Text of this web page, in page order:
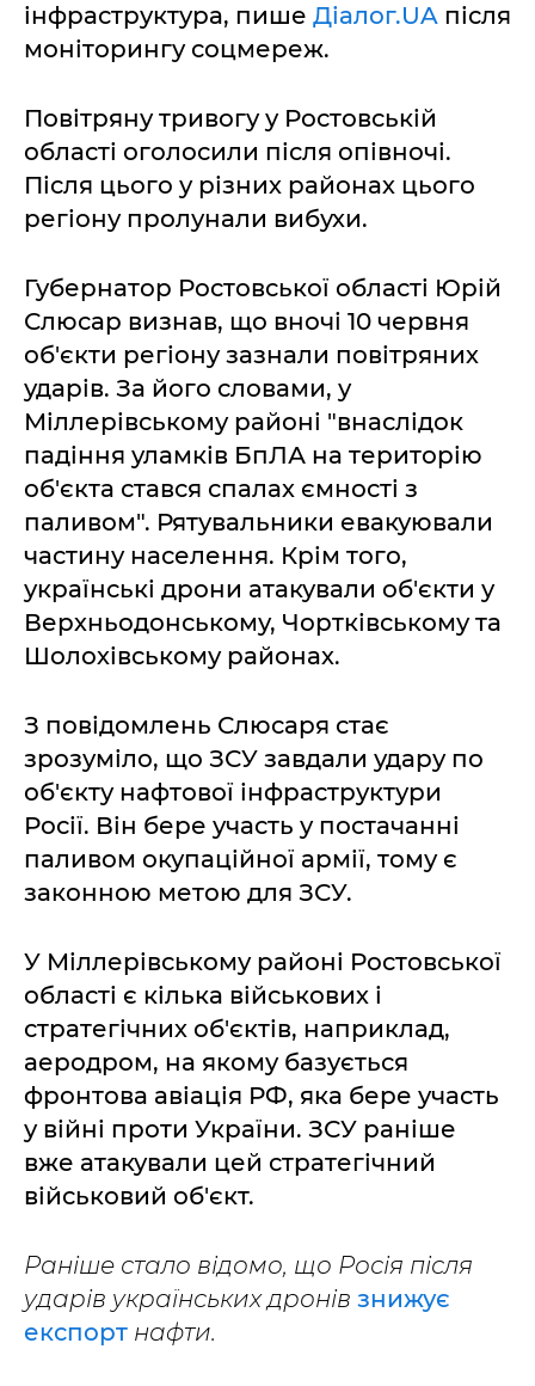
інфраструктура, пише Діалог.UA після
моніторингу соцмереж.
Повітряну тривогу у Ростовській
області оголосили після опівночі.
Після цього у різних районах цього
регіону пролунали вибухи.
Губернатор Ростовської області Юрій
Слюсар визнав, що вночі 10 червня
об'єкти регіону зазнали повітряних
ударів. За його словами, у
Міллерівському районі "внаслідок
падіння уламків БпЛА на територію
об'єкта стався спалах ємності з
паливом". Рятувальники евакуювали
частину населення. Крім того,
українські дрони атакували об'єкти у
Верхньодонському, Чортківському та
Шолохівському районах.
З повідомлень Слюсаря стає
зрозуміло, що ЗСУ завдали удару по
об'єкту нафтової інфраструктури
Росії. Він бере участь у постачанні
паливом окупаційної армії, тому є
законною метою для ЗСУ.
У Міллерівському районі Ростовської
області є кілька військових і
стратегічних об'єктів, наприклад,
аеродром, на якому базується
фронтова авіація РФ, яка бере участь
у війні проти України. ЗСУ раніше
вже атакували цей стратегічний
військовий об'єкт.
Раніше стало відомо, що Росія після
ударів українських дронів знижує
експорт нафти.